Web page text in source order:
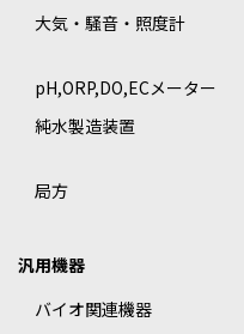
大気・騒音・照度計
pH,ORP,DO,ECメーター
純水製造装置
局方
汎用機器
バイオ関連機器